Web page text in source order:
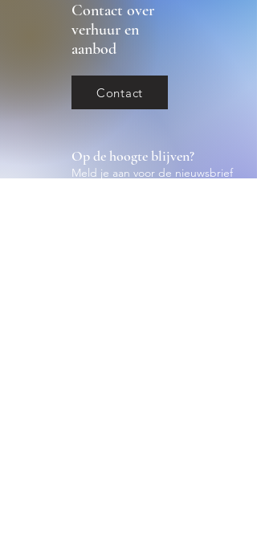
Contact over
verhuur en
aanbod
Contact
Meld je aan voor de nieuwsbrief
Op de hoogte blijven?